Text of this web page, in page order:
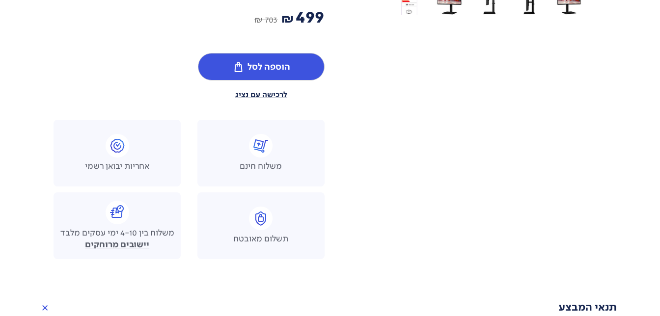
499
₪
703 ₪
הוספה לסל
לרכישה עם נציג
משלוח חינם אחריות יבואן רשמי
תשלום מאובטח
משלוח בין 4-10 ימי עסקים מלבד
יישובים מרוחקים
תנאי המבצע